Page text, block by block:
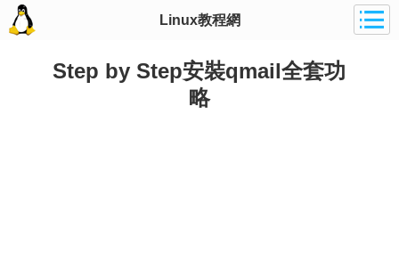
Linux教程網
Step by Step安裝qmail全套功
略